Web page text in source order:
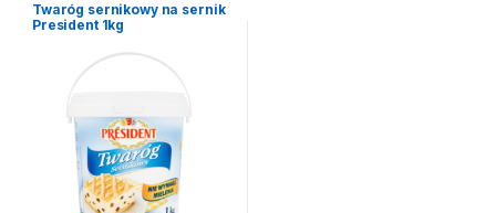
Twaróg sernikowy na sernik
President 1kg